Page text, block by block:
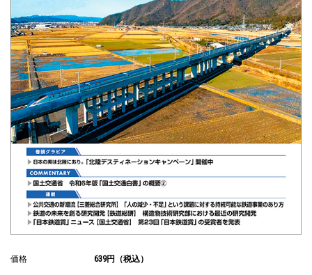
価格 639円（税込）